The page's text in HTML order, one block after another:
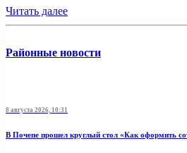
Читать далее
Районные новости
8 августа 2026, 10:31
В Почепе прошел круглый стол «Как оформить